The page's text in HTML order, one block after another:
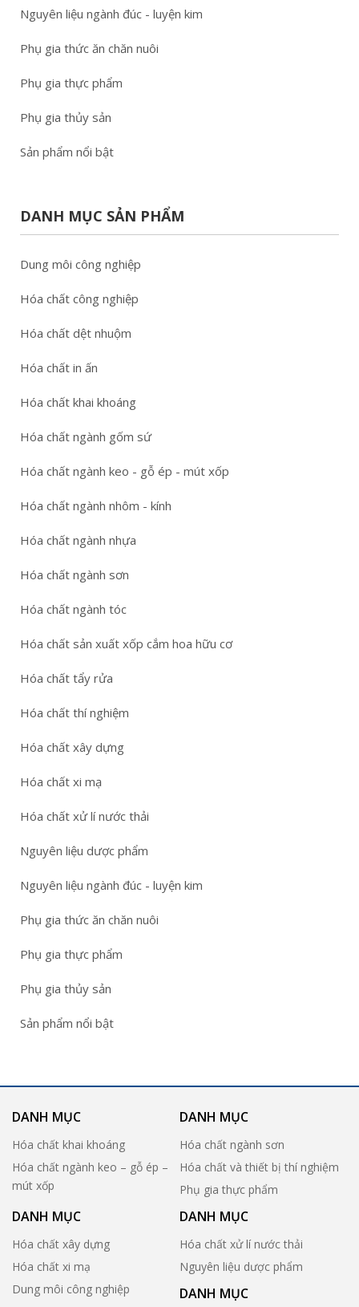
Nguyên liệu ngành đúc - luyện kim
Phụ gia thức ăn chăn nuôi
Phụ gia thực phẩm
Phụ gia thủy sản
Sản phẩm nổi bật
DANH MỤC SẢN PHẨM
Dung môi công nghiệp
Hóa chất công nghiệp
Hóa chất dệt nhuộm
Hóa chất in ấn
Hóa chất khai khoáng
Hóa chất ngành gốm sứ
Hóa chất ngành keo - gỗ ép - mút xốp
Hóa chất ngành nhôm - kính
Hóa chất ngành nhựa
Hóa chất ngành sơn
Hóa chất ngành tóc
Hóa chất sản xuất xốp cắm hoa hữu cơ
Hóa chất tẩy rửa
Hóa chất thí nghiệm
Hóa chất xây dựng
Hóa chất xi mạ
Hóa chất xử lí nước thải
Nguyên liệu dược phẩm
Nguyên liệu ngành đúc - luyện kim
Phụ gia thức ăn chăn nuôi
Phụ gia thực phẩm
Phụ gia thủy sản
Sản phẩm nổi bật
DANH MỤC
Hóa chất khai khoáng
Hóa chất ngành keo – gỗ ép –
mút xốp
DANH MỤC
Hóa chất ngành sơn
Hóa chất và thiết bị thí nghiệm
Phụ gia thực phẩm
DANH MỤC
Hóa chất xây dựng
Hóa chất xi mạ
Dung môi công nghiệp
DANH MỤC
Hóa chất xử lí nước thải
Nguyên liệu dược phẩm
DANH MỤC